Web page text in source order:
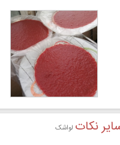
نکات لواشک